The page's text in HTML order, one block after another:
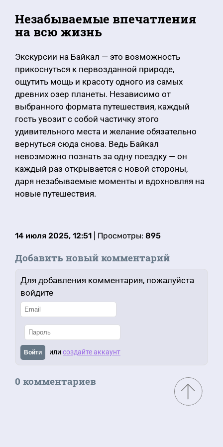
Незабываемые впечатления
на всю жизнь
Экскурсии на Байкал — это возможность
прикоснуться к первозданной природе,
ощутить мощь и красоту одного из самых
древних озер планеты. Независимо от
выбранного формата путешествия, каждый
гость увозит с собой частичку этого
удивительного места и желание обязательно
вернуться сюда снова. Ведь Байкал
невозможно познать за одну поездку — он
каждый раз открывается с новой стороны,
даря незабываемые моменты и вдохновляя на
новые путешествия.
14 июля 2025, 12:51 | Просмотры: 895
Добавить новый комментарий
Для добавления комментария, пожалуйста
войдите
Войти или создайте аккаунт
0 комментариев